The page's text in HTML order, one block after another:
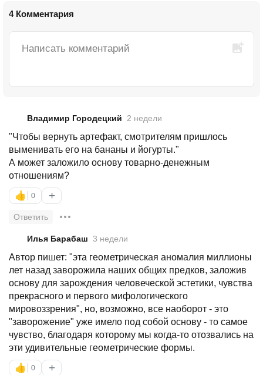
4 Комментария
Владимир Городецкий 2 недели
"Чтобы вернуть артефакт, смотрителям пришлось
выменивать его на бананы и йогурты."
А может заложило основу товарно-денежным
отношениям?
👍 0 +
Ответить
Илья Барабаш 3 недели
Автор пишет: "эта геометрическая аномалия миллионы
лет назад заворожила наших общих предков, заложив
основу для зарождения человеческой эстетики, чувства
прекрасного и первого мифологического
мировоззрения", но, возможно, все наоборот - это
"заворожение" уже имело под собой основу - то самое
чувство, благодаря которому мы когда-то отозвались на
эти удивительные геометрические формы.
👍 0 +